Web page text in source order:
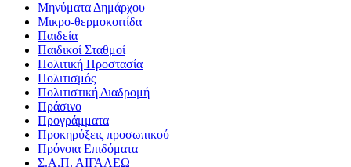
Μηνύματα Δημάρχου
Μικρο-θερμοκοιτίδα
Παιδεία
Παιδικοί Σταθμοί
Πολιτική Προστασία
Πολιτισμός
Πολιτιστική Διαδρομή
Πράσινο
Προγράμματα
Προκηρύξεις προσωπικού
Πρόνοια Επιδόματα
Σ.Α.Π. ΑΙΓΑΛΕΩ